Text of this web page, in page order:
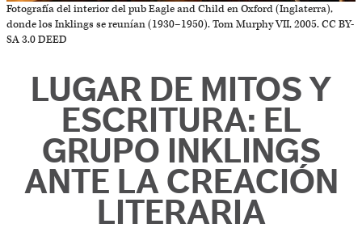
Fotografía del interior del pub Eagle and Child en Oxford (Inglaterra),
donde los Inklings se reunían (1930–1950). Tom Murphy VII, 2005. CC BY-
SA 3.0 DEED
LUGAR DE MITOS Y
ESCRITURA: EL
GRUPO INKLINGS
ANTE LA CREACIÓN
LITERARIA